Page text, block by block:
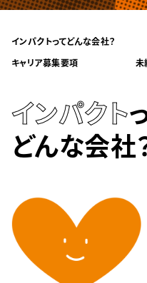
インパクトってどんな会社？
キャリア募集要項
未
インパクト
どんな会社